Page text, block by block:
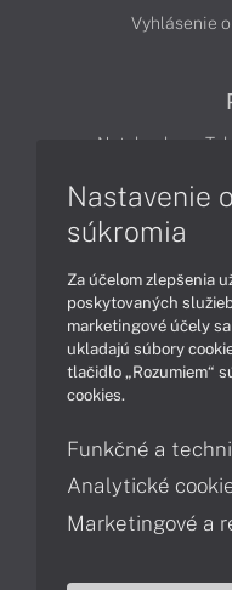
Vyhlásenie
Notebooky
Podpora a servis
043 4224 771
Nastavenie
súkromia
Za účelom zlepšenia
poskytovaných
marketingové účely
ukladajú súbory
tlačidlo „Rozumiem“
cookies.
Funkčné a
Analytické
Marketingové a